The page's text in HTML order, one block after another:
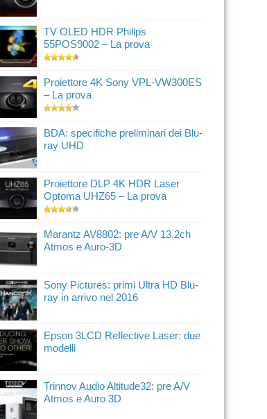
TV OLED HDR Philips
55POS9002 – La prova
Proiettore 4K Sony VPL-VW300ES
– La prova
BDA: specifiche preliminari dei Blu-
ray UHD
Proiettore DLP 4K HDR Laser
Optoma UHZ65 – La prova
Marantz AV8802: pre A/V 13.2ch
Atmos e Auro-3D
Sony Pictures: primi Ultra HD Blu-
ray in arrivo nel 2016
Epson 3LCD Reflective Laser: due
modelli
Trinnov Audio Altitude32: pre A/V
Atmos e Auro 3D